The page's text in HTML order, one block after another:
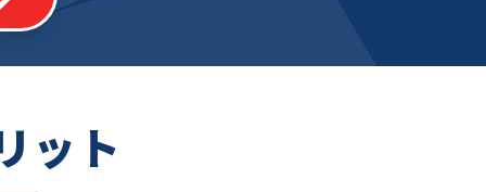
ット